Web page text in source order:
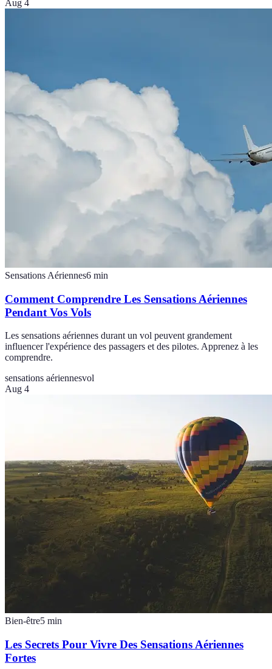
Aug 4
Sensations Aériennes6 min
Comment Comprendre Les Sensations Aériennes
Pendant Vos Vols
Les sensations aériennes durant un vol peuvent grandement
influencer l'expérience des passagers et des pilotes. Apprenez à les
comprendre.
sensations aériennesvol
Aug 4
Bien-être5 min
Les Secrets Pour Vivre Des Sensations Aériennes
Fortes